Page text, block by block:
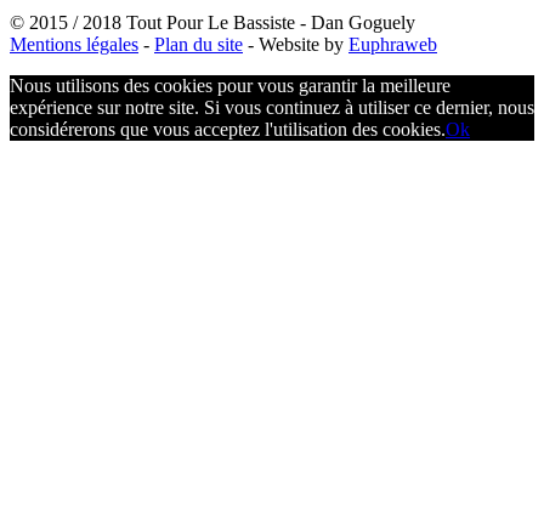
© 2015 / 2018 Tout Pour Le Bassiste - Dan Goguely
Mentions légales - Plan du site - Website by Euphraweb
Nous utilisons des cookies pour vous garantir la meilleure
expérience sur notre site. Si vous continuez à utiliser ce dernier, nous
considérerons que vous acceptez l'utilisation des cookies.Ok